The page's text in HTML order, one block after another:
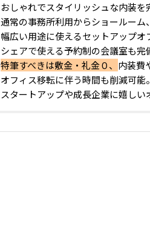
おしゃれでスタイリッシュな内装を
通常の事務所利用からショールーム
幅広い用途に使えるセットアップオ
シェアで使える予約制の会議室も完
特筆すべきは敷金・礼金０、 内装費
オフィス移転に伴う時間も削減可能。
スタートアップや成長企業に嬉しい